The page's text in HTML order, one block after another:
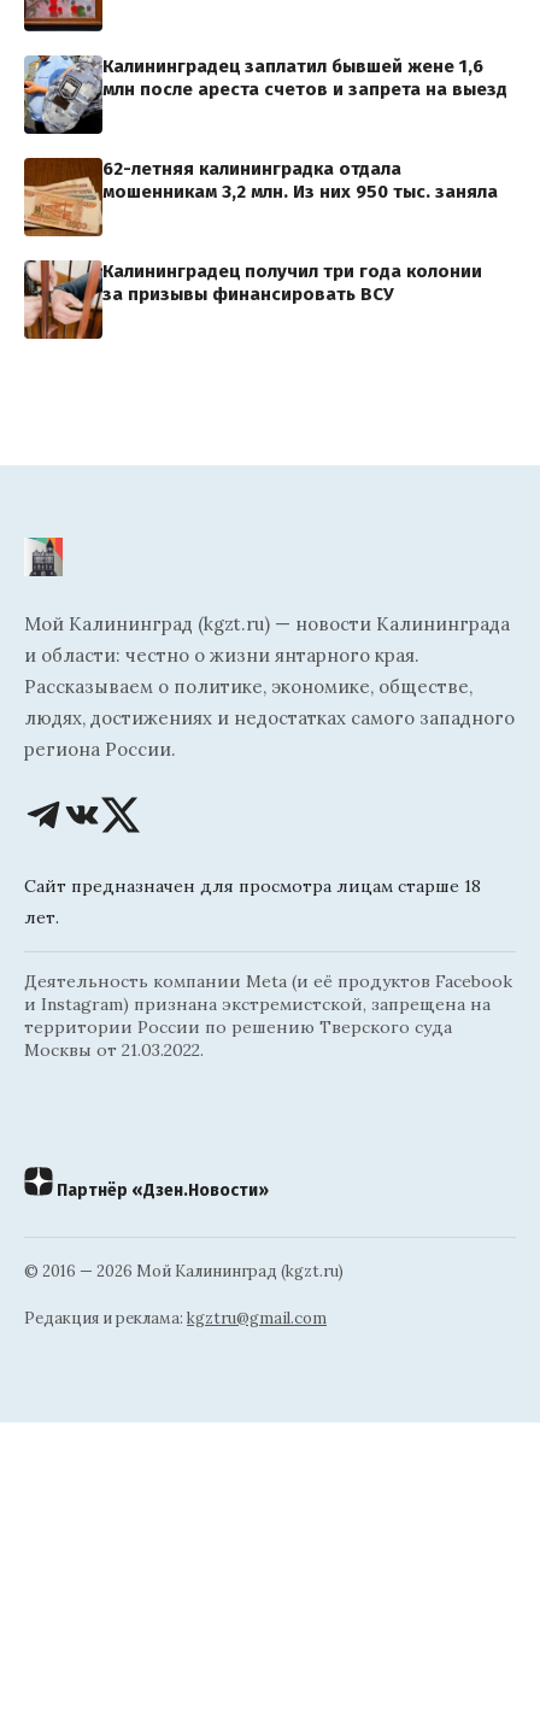
Калининградец заплатил бывшей жене 1,6
млн после ареста счетов и запрета на выезд
62-летняя калининградка отдала
мошенникам 3,2 млн. Из них 950 тыс. заняла
Калининградец получил три года колонии
за призывы финансировать ВСУ
Мой Калининград (kgzt.ru) — новости Калининграда
и области: честно о жизни янтарного края.
Рассказываем о политике, экономике, обществе,
людях, достижениях и недостатках самого западного
региона России.
Сайт предназначен для просмотра лицам старше 18
лет.
Деятельность компании Meta (и её продуктов Facebook
и Instagram) признана экстремистской, запрещена на
территории России по решению Тверского суда
Москвы от 21.03.2022.
Партнёр «Дзен.Новости»
© 2016 — 2026 Мой Калининград (kgzt.ru)
Редакция и реклама: kgztru@gmail.com